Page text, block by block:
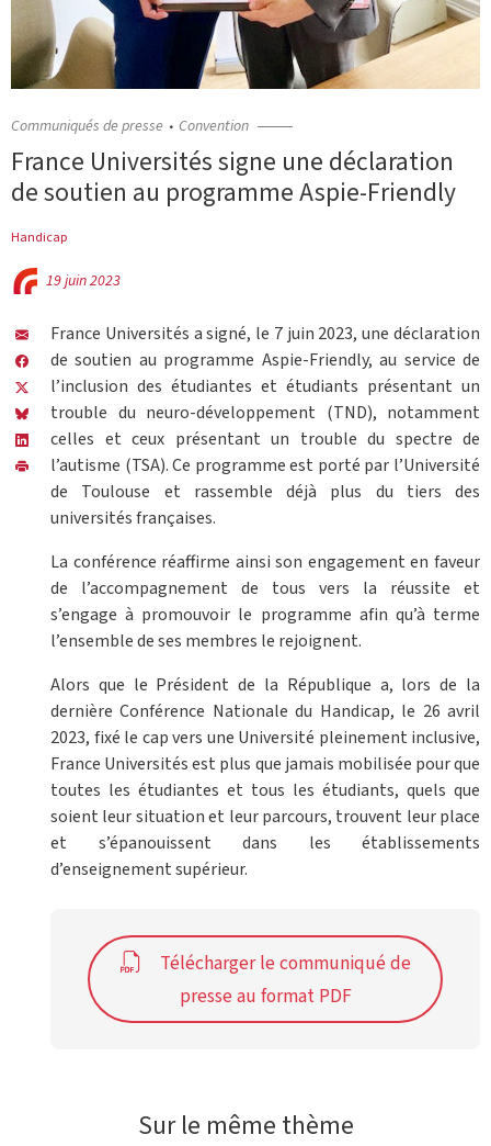
Communiqués de presse Convention
France Universités signe une déclaration
de soutien au programme Aspie-Friendly
Handicap
19 juin 2023
France Universités a signé, le 7 juin 2023, une déclaration
de soutien au programme Aspie-Friendly, au service de
l’inclusion des étudiantes et étudiants présentant un
trouble du neuro-développement (TND), notamment
celles et ceux présentant un trouble du spectre de
l’autisme (TSA). Ce programme est porté par l’Université
de Toulouse et rassemble déjà plus du tiers des
universités françaises.
La conférence réaffirme ainsi son engagement en faveur
de l’accompagnement de tous vers la réussite et
s’engage à promouvoir le programme afin qu’à terme
l’ensemble de ses membres le rejoignent.
Alors que le Président de la République a, lors de la
dernière Conférence Nationale du Handicap, le 26 avril
2023, fixé le cap vers une Université pleinement inclusive,
France Universités est plus que jamais mobilisée pour que
toutes les étudiantes et tous les étudiants, quels que
soient leur situation et leur parcours, trouvent leur place
et s’épanouissent dans les établissements
d’enseignement supérieur.
Télécharger le communiqué de
presse au format PDF
Sur le même thème